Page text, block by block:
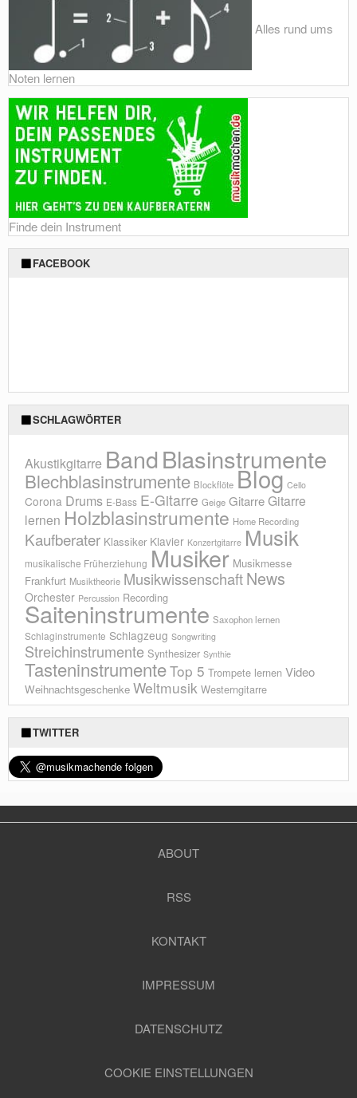
Alles rund ums
Noten lernen
Finde dein Instrument
FACEBOOK
SCHLAGWÖRTER
Akustikgitarre BandBlasinstrumente
Blechblasinstrumente Blockflöte Blog Cello
Corona Drums E-Bass E-Gitarre Geige GitarreGitarre
lernen Holzblasinstrumente Home Recording
Kaufberater Klassiker Klavier Konzertgitarre Musik
musikalische Früherziehung Musiker Musikmesse
Frankfurt Musiktheorie MusikwissenschaftNews
Orchester Percussion Recording
Saiteninstrumente Saxophon lernen
Schlaginstrumente Schlagzeug Songwriting
Streichinstrumente Synthesizer Synthie
TasteninstrumenteTop 5 Trompete lernen Video
Weihnachtsgeschenke Weltmusik Westerngitarre
TWITTER
ABOUT
RSS
KONTAKT
IMPRESSUM
DATENSCHUTZ
COOKIE EINSTELLUNGEN